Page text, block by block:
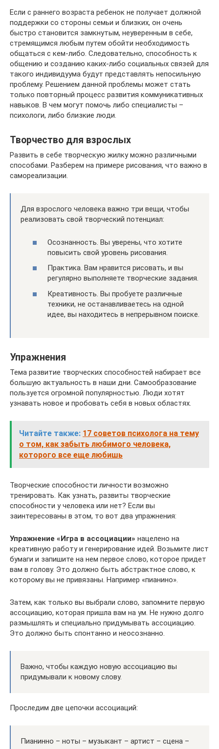
Если с раннего возраста ребенок не получает должной
поддержки со стороны семьи и близких, он очень
быстро становится замкнутым, неуверенным в себе,
стремящимся любым путем обойти необходимость
общаться с кем-либо. Следовательно, способность к
общению и созданию каких-либо социальных связей для
такого индивидуума будут представлять непосильную
проблему. Решением данной проблемы может стать
только повторный процесс развития коммуникативных
навыков. В чем могут помочь либо специалисты –
психологи, либо близкие люди.
Творчество для взрослых
Развить в себе творческую жилку можно различными
способами. Разберем на примере рисования, что важно в
самореализации.
Для взрослого человека важно три вещи, чтобы
реализовать свой творческий потенциал:
Осознанность. Вы уверены, что хотите
повысить свой уровень рисования.
Практика. Вам нравится рисовать, и вы
регулярно выполняете творческие задания.
Креативность. Вы пробуете различные
техники, не останавливаетесь на одной
идее, вы находитесь в непрерывном поиске.
Упражнения
Тема развитие творческих способностей набирает все
большую актуальность в наши дни. Самообразование
пользуется огромной популярностью. Люди хотят
узнавать новое и пробовать себя в новых областях.
Читайте также: 17 советов психолога на тему
о том, как забыть любимого человека,
которого все еще любишь
Творческие способности личности возможно
тренировать. Как узнать, развиты творческие
способности у человека или нет? Если вы
заинтересованы в этом, то вот два упражнения:
Упражнение «Игра в ассоциации» нацелено на
креативную работу и генерирование идей. Возьмите лист
бумаги и запишите на нем первое слово, которое придет
вам в голову. Это должно быть абстрактное слово, к
которому вы не привязаны. Например «пианино».
Затем, как только вы выбрали слово, запомните первую
ассоциацию, которая пришла вам на ум. Не нужно долго
размышлять и специально придумывать ассоциацию.
Это должно быть спонтанно и неосознанно.
Важно, чтобы каждую новую ассоциацию вы
придумывали к новому слову.
Проследим две цепочки ассоциаций:
Пианинно – ноты – музыкант – артист – сцена –